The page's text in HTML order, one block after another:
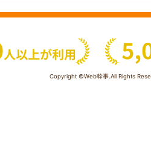
Copyright ©Web幹事.All Rights